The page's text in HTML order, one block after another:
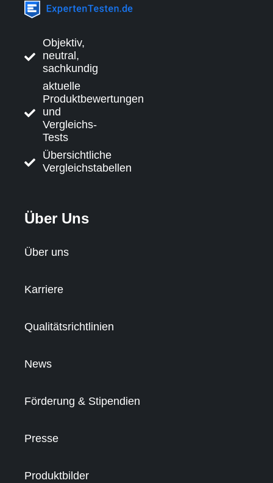
Objektiv,
neutral,
sachkundig
aktuelle
Produktbewertungen
und
Vergleichs-
Tests
Übersichtliche
Vergleichstabellen
Über Uns
Über uns
Karriere
Qualitätsrichtlinien
News
Förderung & Stipendien
Presse
Produktbilder